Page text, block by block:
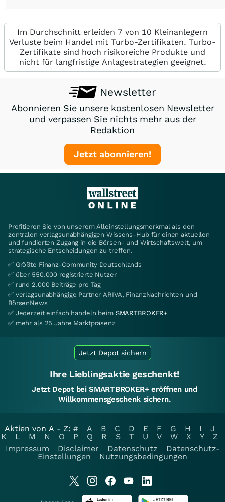
Im Durchschnitt erleiden 7 von 10 Kleinanlegern
Verluste beim Handel mit Turbo-Zertifikaten. Turbo-
Zertifikate sind hoch risikoreiche Produkte und
nicht für langfristige Anlagestrategien geeignet.
Newsletter
Abonnieren Sie unsere kostenlosen Newsletter
und verpassen Sie nichts mehr aus der
Redaktion
Jetzt abonnieren!
Profitieren Sie von unserem Alleinstellungsmerkmal als den
zentralen verlagsunabhängigen Wissens-Hub für einen aktuellen
und fundierten Zugang in die Börsen- und Wirtschaftswelt, um
strategische Entscheidungen zu treffen.
✅ Größte Finanz-Community Deutschlands
✅ über 550.000 registrierte Nutzer
✅ rund 2.000 Beiträge pro Tag
✅ verlagsunabhängige Partner ARIVA, FinanzNachrichten und
BörsenNews
✅ Jederzeit einfach handeln beim SMARTBROKER+
✅ mehr als 25 Jahre Marktpräsenz
Jetzt Depot sichern
Ihre Lieblingsaktie geschenkt!
Jetzt Depot bei SMARTBROKER+ eröffnen und
Willkommensgeschenk sichern.
Aktien von A - Z: # A B C D E F G H I
J
K
L M N O P Q R S T U V W X Y
Z
Impressum
Disclaimer Datenschutz
Datenschutz-
Einstellungen
Nutzungsbedingungen